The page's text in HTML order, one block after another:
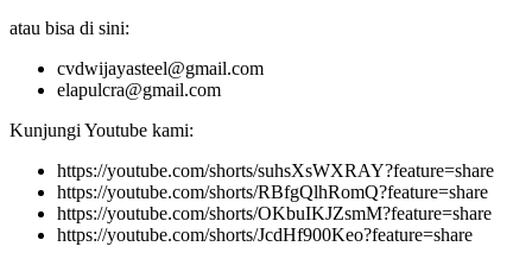
atau bisa di sini:
cvdwijayasteel@gmail.com
elapulcra@gmail.com
Kunjungi Youtube kami:
https://youtube.com/shorts/suhsXsWXRAY?feature=share
https://youtube.com/shorts/RBfgQlhRomQ?feature=share
https://youtube.com/shorts/OKbuIKJZsmM?feature=share
https://youtube.com/shorts/JcdHf900Keo?feature=share